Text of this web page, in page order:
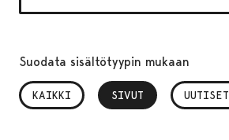
Suodata sisältötyypin mukaan
KAIKKI SIVUT
, VALITTU UUTISET